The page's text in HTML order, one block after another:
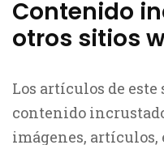
Contenido
otros sitios
Los artículos de
contenido
imágenes, artículos,